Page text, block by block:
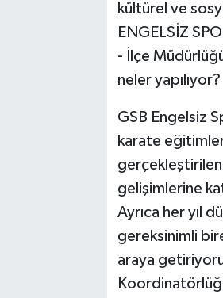
kültürel ve
ENGELSİZ
- İlçe
neler yapılıyor?
GSB Engelsiz
karate
gelişimlerine
Ayrıca her yıl
gereksinimli
araya